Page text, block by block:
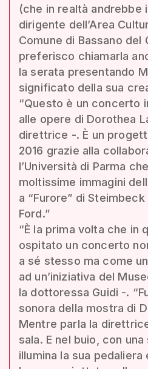
(che in realtà andrebbe
dirigente dell’Area
Comune di Bassano del
preferisco chiamarla
la serata presentando
significato della sua
“Questo è un concerto
alle opere di Dorothea
direttrice -. È un
2016 grazie alla
l’Università di Parma
moltissime immagini
a “Furore” di
Ford.”
“È la prima volta che in
ospitato un concerto
a sé stesso ma come
ad un’iniziativa del
la dottoressa Guidi -.
sonora della mostra di
Mentre parla la
sala. E nel buio, con
illumina la sua